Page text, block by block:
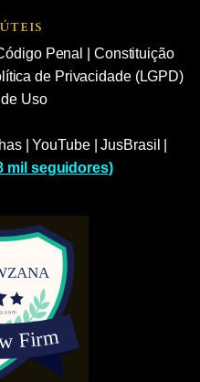
Penal
Constituição
de Privacidade (LGPD)
Uso
|YouTube|JusBrasil
mil seguidores)